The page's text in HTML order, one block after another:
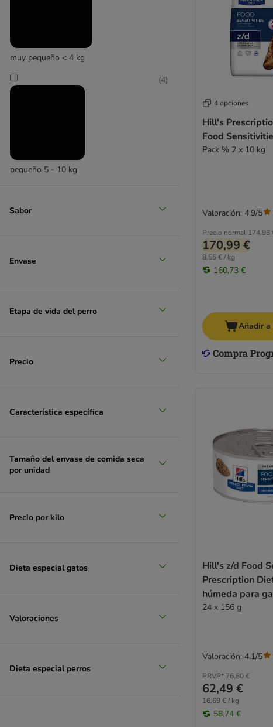
muy pequeño < 4 kg
pequeño 5 - 10 kg
(4)
Sabor
Envase
Etapa de vida del perro
Precio
Característica específica
Tamaño del envase de comida seca
por unidad
Precio por kilo
Dieta especial gatos
Valoraciones
Dieta especial perros
4 opciones
Hill's
Food
Pack % 2 x 10 kg
Precio normal 174,98
170,99 €
8,55 € / kg
160,73 €
Valoración: 4.9/5
Añadir a
Hill's z/d Food
Prescription
húmeda para
24 x 156 g
PRVP* 76,80 €
62,49 €
16,69 € / kg
58,74 €
Valoración: 4.1/5